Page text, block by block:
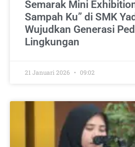
Semarak Mini
Sampah Ku” di SMK
Wujudkan Generasi
Lingkungan
21 Januari 2026 09:02